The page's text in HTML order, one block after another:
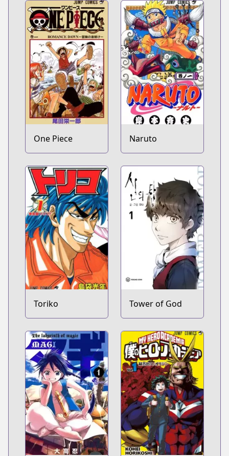
One Piece Naruto
Toriko Tower of God